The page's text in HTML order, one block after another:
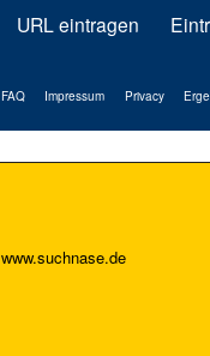
URL eintragen
FAQ Impressum Privacy
www.suchnase.de